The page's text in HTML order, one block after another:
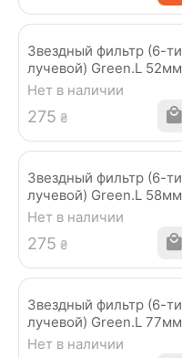
Звездный фильтр (6-ти
лучевой) Green.L 52мм
Нет в наличии
‍275‍ ₴
Звездный фильтр (6-ти
лучевой) Green.L 58мм
Нет в наличии
‍275‍ ₴
Звездный фильтр (6-ти
лучевой) Green.L 77мм
Нет в наличии